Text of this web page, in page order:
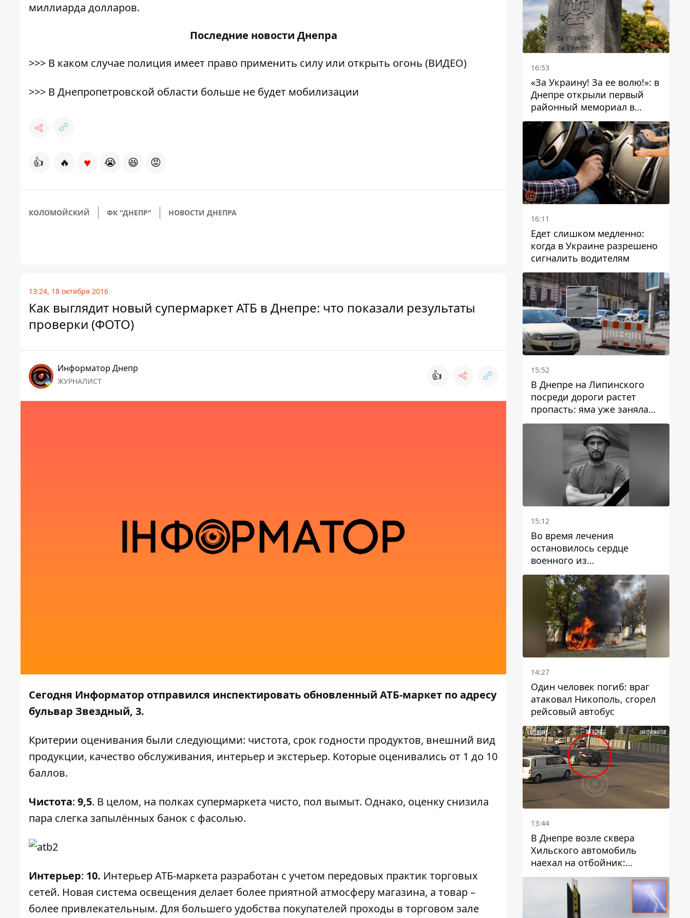
миллиарда долларов.
Последние новости Днепра
>>> В каком случае полиция имеет право применить силу или открыть огонь (ВИДЕО)
>>> В Днепропетровской области больше не будет мобилизации
👍 🔥 ♥ 😭 😆 😡
КОЛОМОЙСКИЙ ФК "ДНЕПР" НОВОСТИ ДНЕПРА
13:24, 18 октября 2016
Как выглядит новый супермаркет АТБ в Днепре: что показали результаты
проверки (ФОТО)
Информатор Днепр
ЖУРНАЛИСТ 👍
Сегодня Информатор отправился инспектировать обновленный АТБ-маркет по адресу
бульвар Звездный, 3.
Критерии оценивания были следующими: чистота, срок годности продуктов, внешний вид
продукции, качество обслуживания, интерьер и экстерьер. Которые оценивались от 1 до 10
баллов.
Чистота: 9,5. В целом, на полках супермаркета чисто, пол вымыт. Однако, оценку снизила
пара слегка запылённых банок с фасолью.
Интерьер: 10. Интерьер АТБ-маркета разработан с учетом передовых практик торговых
сетей. Новая система освещения делает более приятной атмосферу магазина, а товар –
более привлекательным. Для большего удобства покупателей проходы в торговом зале
16:53
«За Украину! За ее волю!»: в
Днепре открыли первый
районный мемориал в
честь погибших
Защитников
16:11
Едет слишком медленно:
когда в Украине разрешено
сигналить водителям
15:52
В Днепре на Липинского
посреди дороги растет
пропасть: яма уже заняла
полосу движения
15:12
Во время лечения
остановилось сердце
военного из
Днепропетровской области
Ростислава Лупашко
14:27
Один человек погиб: враг
атаковал Никополь, сгорел
рейсовый автобус
13:44
В Днепре возле сквера
Хильского автомобиль
наехал на отбойник:
момент происшествия